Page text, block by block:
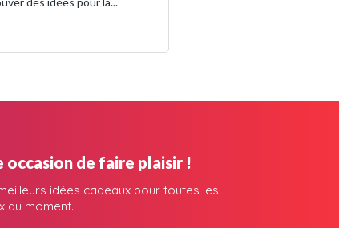
occasion de faire plaisir !
idées cadeaux pour toutes les
du moment.